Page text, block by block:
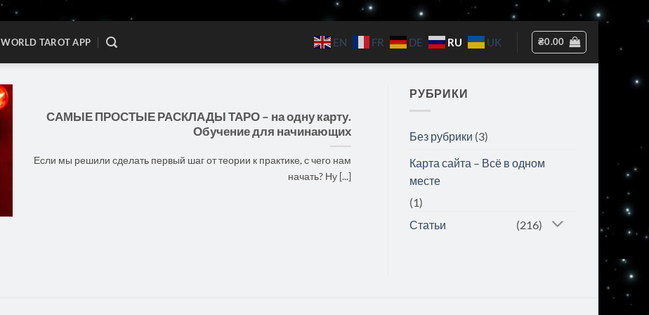
WORLD TAROT APP EN FR DE RU UK ₴0.00
САМЫЕ ПРОСТЫЕ РАСКЛАДЫ ТАРО – на одну карту.
Обучение для начинающих
Если мы решили сделать первый шаг от теории к практике, с чего нам
начать? Ну [...]
РУБРИКИ
Без рубрики (3)
Карта сайта – Всё в одном
месте
(1)
Статьи
(216)